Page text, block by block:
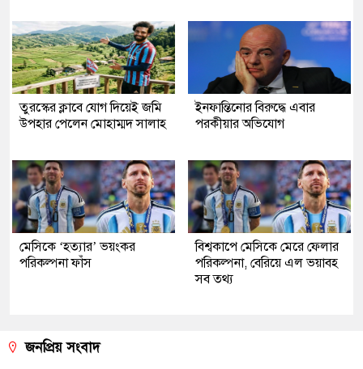
তুরস্কের ক্লাবে যোগ দিয়েই জমি
উপহার পেলেন মোহাম্মদ সালাহ
ইনফান্তিনোর বিরুদ্ধে এবার
পরকীয়ার অভিযোগ
মেসিকে ‘হত্যার’ ভয়ংকর
পরিকল্পনা ফাঁস
বিশ্বকাপে মেসিকে মেরে ফেলার
পরিকল্পনা, বেরিয়ে এল ভয়াবহ
সব তথ্য
জনপ্রিয় সংবাদ